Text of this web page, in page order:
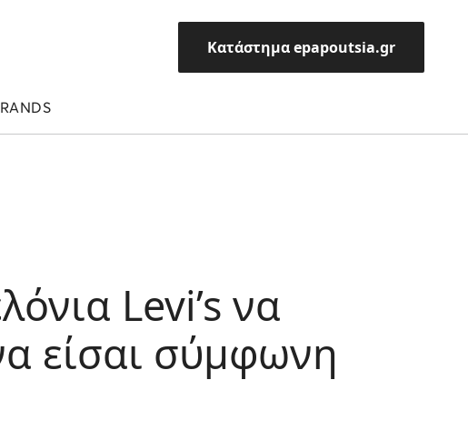
Κατάστημα epapoutsia.gr
Levi’s να
είσαι σύμφωνη